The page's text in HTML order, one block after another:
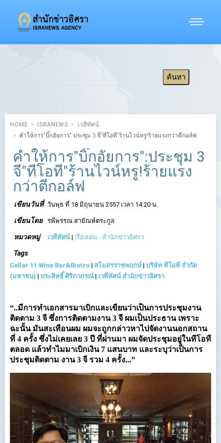
HOME ISRANEWS
เวทีทัศน์
คำให้การ"บิ๊กอัยการ":ประชุม 3 จี"ทีโอที"ร้านไวน์หรู!ร้ายแรงกว่าตีกอล์ฟ
คำให้การ"บิ๊กอัยการ":ประชุม 3
จี"ทีโอที"ร้านไวน์หรู!ร้ายแรง
กว่าตีกอล์ฟ
เขียนวันที่ วันพุธ ที่ 18 มิถุนายน 2557 เวลา 14:20 น.
เขียนโดย รพีพรรณ สายัณห์ตระกูล
หมวดหมู่ เวทีทัศน์ | เรื่องเด่น - สำนักข่าวอิศรา
Tags
Cellar 11 Wine Bar&Bistro | สโมสรราชพฤกษ์ | บริษัท ทีโอที จำกัด
(มหาชน) | ประสิทธิ์ ศิริภากรณ์ | เวทีทัศน์ สำนักข่าวอิศรา
“..มีการทำเอกสารมาเบิกและเขียนว่าเป็นการประชุมงาน
ติดตาม 3 จี ซึ่งการติดตามงาน 3 จี ผมเป็นประธาน เพราะ
ฉะนั้น มันสะเทือนผม ผมจะถูกกล่าวหาไปจัดงานนอกสถาน
ที่ 4 ครั้ง ซึ่งไม่เคยเลย 3 ปี ที่ผ่านมา ผมจัดประชุมอยู่ในทีโอที
ตลอด แล้วทำไมมาเบิกเงิน 7 แสนบาท และระบุว่าเป็นการ
ประชุมติดตาม งาน 3 จี รวม 4 ครั้ง...”